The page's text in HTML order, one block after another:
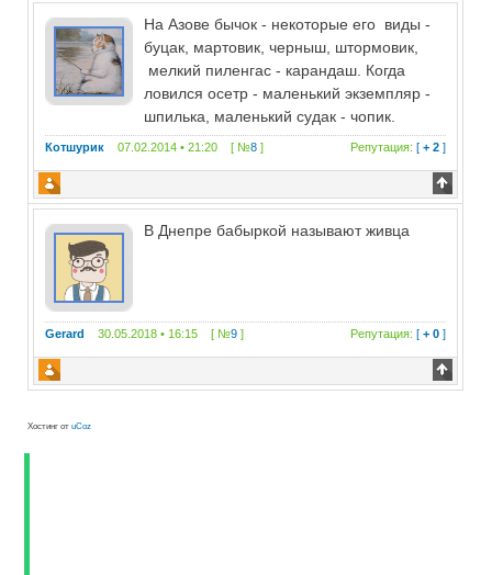
На Азове бычок - некоторые его виды -
буцак, мартовик, черныш, штормовик,
мелкий пиленгас - карандаш. Когда
ловился осетр - маленький экземпляр -
шпилька, маленький судак - чопик.
Котшурик 07.02.2014 • 21:20 [ №8 ] Репутация: [+ 2 ]
В Днепре бабыркой называют живца
Gerard 30.05.2018 • 16:15 [ №9 ] Репутация: [+ 0 ]
Хостинг отuCoz